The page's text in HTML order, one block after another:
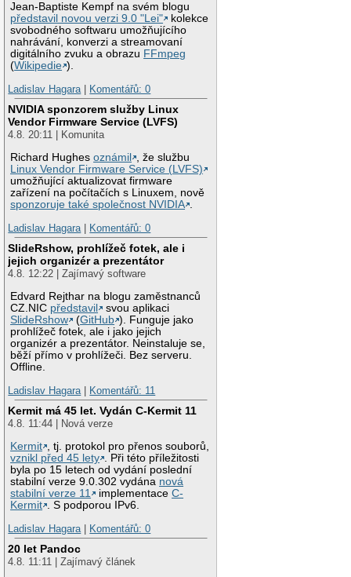
Jean-Baptiste Kempf na svém blogu
představil novou verzi 9.0 "Lei"
kolekce
svobodného softwaru umožňujícího
nahrávání, konverzi a streamovaní
digitálního zvuku a obrazu FFmpeg
(Wikipedie ).
Ladislav Hagara | Komentářů: 0
NVIDIA sponzorem služby Linux
Vendor Firmware Service (LVFS)
4.8. 20:11 | Komunita
Richard Hughesoznámil
, že službu
Linux Vendor Firmware Service (LVFS)
umožňující aktualizovat firmware
zařízení na počítačích s Linuxem, nově
sponzoruje také společnost NVIDIA .
Ladislav Hagara | Komentářů: 0
SlideRshow, prohlížeč fotek, ale i
jejich organizér a prezentátor
4.8. 12:22 | Zajímavý software
Edvard Rejthar na blogu zaměstnanců
CZ.NIC představil
svou aplikaci
SlideRshow
(GitHub ). Funguje jako
prohlížeč fotek, ale i jako jejich
organizér a prezentátor. Neinstaluje se,
běží přímo v prohlížeči. Bez serveru.
Offline.
Ladislav Hagara | Komentářů: 11
Kermit má 45 let. Vydán C-Kermit 11
4.8. 11:44 | Nová verze
Kermit
, tj. protokol pro přenos souborů,
vznikl před 45 lety
. Při této příležitosti
byla po 15 letech od vydání poslední
stabilní verze 9.0.302 vydána nová
stabilní verze 11
implementaceC-
Kermit
. S podporou IPv6.
Ladislav Hagara | Komentářů: 0
20 let Pandoc
4.8. 11:11 | Zajímavý článek